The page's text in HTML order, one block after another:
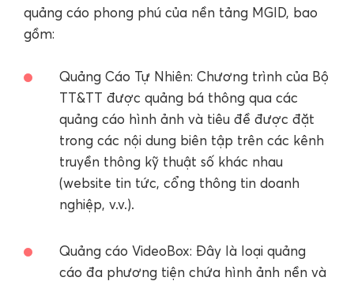
quảng cáo phong phú của nền tảng MGID, bao
gồm:
Quảng Cáo Tự Nhiên: Chương trình của Bộ
TT&TT được quảng bá thông qua các
quảng cáo hình ảnh và tiêu đề được đặt
trong các nội dung biên tập trên các kênh
truyền thông kỹ thuật số khác nhau
(website tin tức, cổng thông tin doanh
nghiệp, v.v.).
Quảng cáo VideoBox: Đây là loại quảng
cáo đa phương tiện chứa hình ảnh nền và